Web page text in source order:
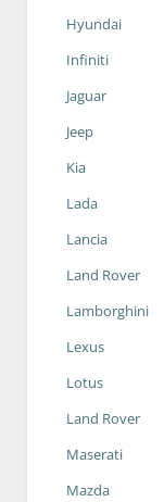
Hyundai
Infiniti
Jaguar
Jeep
Kia
Lada
Lancia
Land Rover
Lamborghini
Lexus
Lotus
Land Rover
Maserati
Mazda